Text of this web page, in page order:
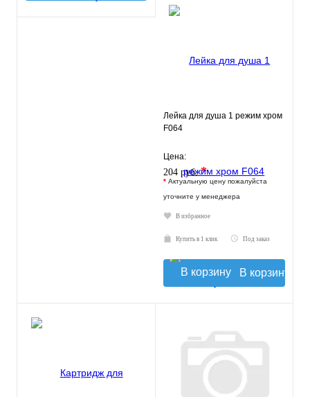
Лейка для душа 1 режим хром
F064
Цена:
204 руб.*
* Актуальную цену пожалуйста
уточните у менеджера
В избранное
Купить в 1 клик Под заказ
В корзину